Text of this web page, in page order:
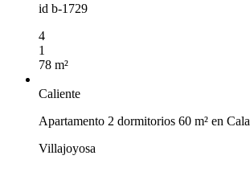
id b-1729
4
1
78 m²
Caliente
Apartamento 2 dormitorios 60 m² en
Villajoyosa